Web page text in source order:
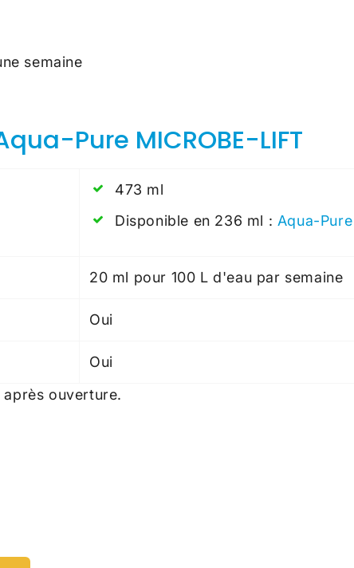
semaine
Pure MICROBE-LIFT
473 ml
Disponible en 236 ml : Aqua-
20 ml pour 100 L d'eau par semaine
Oui
Oui
ouverture.